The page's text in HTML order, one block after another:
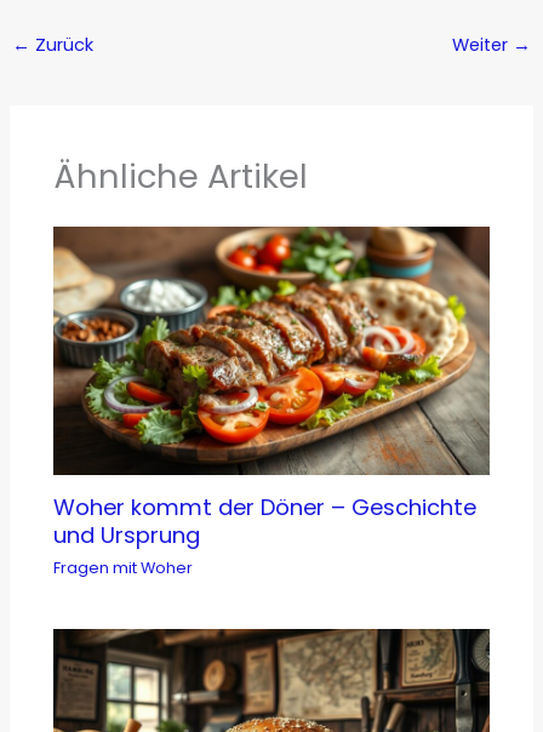
← Zurück Weiter →
Ähnliche Artikel
Woher kommt der Döner – Geschichte
und Ursprung
Fragen mit Woher